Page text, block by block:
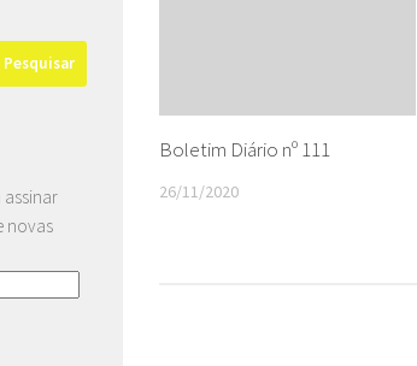
Boletim Diário nº 111
26/11/2020
assinar
novas